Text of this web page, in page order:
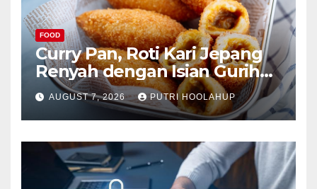
FOOD
Curry Pan, Roti Kari Jepang
Renyah dengan Isian Gurih
Menggoda
AUGUST 7, 2026 PUTRI HOOLAHUP